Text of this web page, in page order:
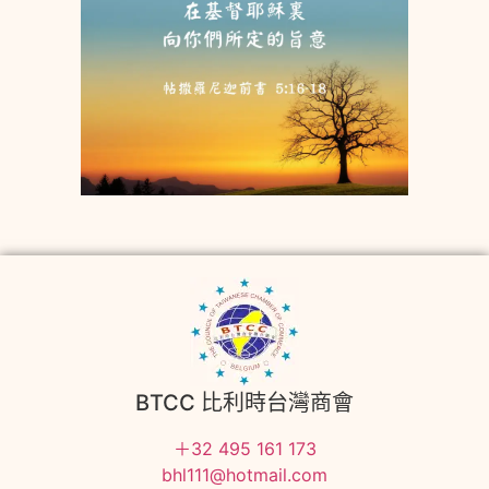
BTCC 比利時台灣商會
＋32 495 161 173
bhl111@hotmail.com